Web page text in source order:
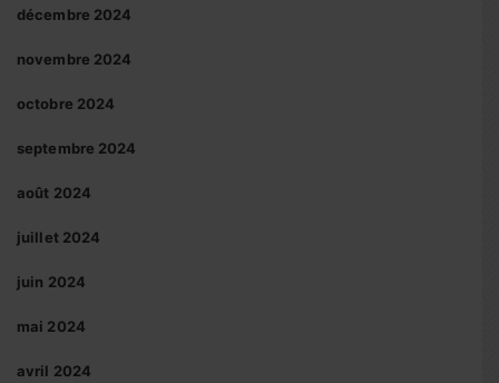
décembre 2024
novembre 2024
octobre 2024
septembre 2024
août 2024
juillet 2024
juin 2024
mai 2024
avril 2024